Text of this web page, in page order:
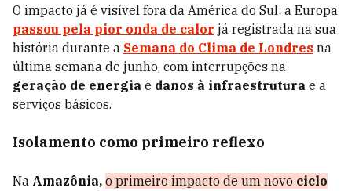
O impacto já é visível fora da América do Sul: a Europa
passou pela pior onda de calor já registrada na sua
história durante a Semana do Clima de Londres na
última semana de junho, com interrupções na
geração de energia e danos à infraestrutura e a
serviços básicos.
Isolamento como primeiro reflexo
Na Amazônia, o primeiro impacto de um novo ciclo